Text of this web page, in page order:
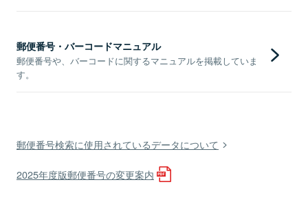
郵便番号・バーコードマニュアル
郵便番号や、バーコードに関するマニュアルを掲載していま
す。
郵便番号検索に使用されているデータについて
2025年度版郵便番号の変更案内